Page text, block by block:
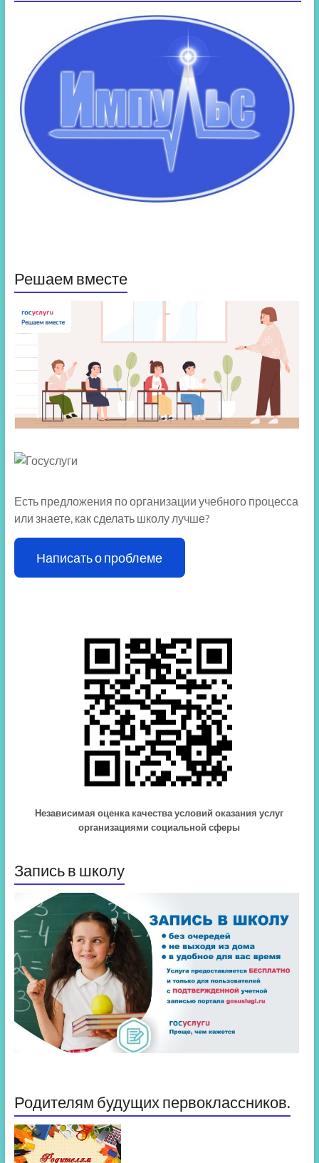
Решаем вместе
Есть предложения по организации учебного процесса
или знаете, как сделать школу лучше?
Написать о проблеме
Независимая оценка качества условий оказания услуг
организациями социальной сферы
Запись в школу
Родителям будущих первоклассников.